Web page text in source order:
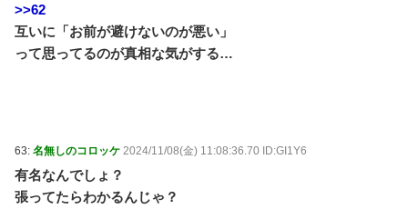
>>62
互いに「お前が避けないのが悪い」
って思ってるのが真相な気がする…
63: 名無しのコロッケ 2024/11/08(金) 11:08:36.70 ID:GI1Y6
有名なんでしょ？
張ってたらわかるんじゃ？